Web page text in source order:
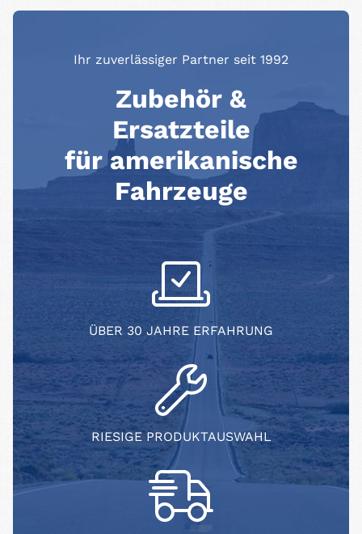
Ihr zuverlässiger Partner seit 1992
Zubehör &
Ersatzteile
für amerikanische
Fahrzeuge
ÜBER 30 JAHRE ERFAHRUNG
RIESIGE PRODUKTAUSWAHL